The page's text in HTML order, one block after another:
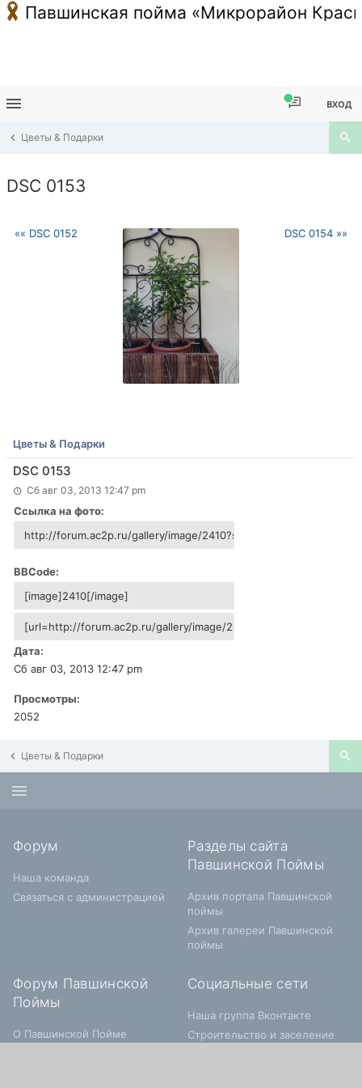
Павшинская пойма «Микрорайон
ВХОД
Цветы & Подарки
DSC 0153
«« DSC 0152 DSC 0154 »»
Цветы & Подарки
DSC 0153
Сб авг 03, 2013 12:47 pm
Ссылка на фото:
BBCode:
Дата:
Сб авг 03, 2013 12:47 pm
Просмотры:
2052
Цветы & Подарки
Форум
Наша команда
Связаться с администрацией
Разделы сайта
Павшинской Поймы
Архив портала Павшинской
поймы
Архив галереи Павшинской
поймы
Форум Павшинской
Поймы
О Павшинской Пойме
Социальные сети
Наша группа Вконтакте
Строительство и заселение